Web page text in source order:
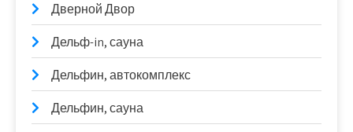
Дверной Двор
Дельф-in, сауна
Дельфин, автокомплекс
Дельфин, сауна